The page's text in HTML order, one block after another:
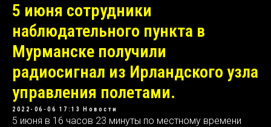
5 июня сотрудники
наблюдательного пункта в
Мурманске получили
радиосигнал из Ирландского узла
управления полетами.
2022-06-06 17:13 Новости
5 июня в 16 часов 23 минуты по местному времени